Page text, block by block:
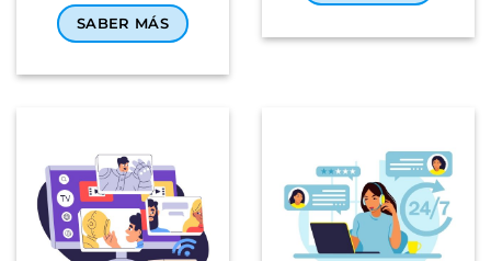
SABER MÁS